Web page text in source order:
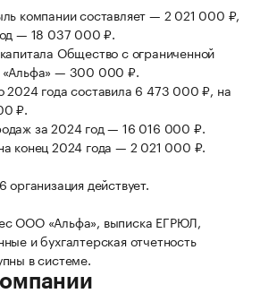
компании составляет — 2 021 000 ₽,
— 18 037 000 ₽.
Общество с ограниченной
«Альфа» — 300 000 ₽.
2024 года составила 6 473 000 ₽, на
₽.
за 2024 год — 16 016 000 ₽.
конец 2024 года — 2 021 000 ₽.
организация действует.
ООО «Альфа», выписка ЕГРЮЛ,
и бухгалтерская отчетность
в системе.